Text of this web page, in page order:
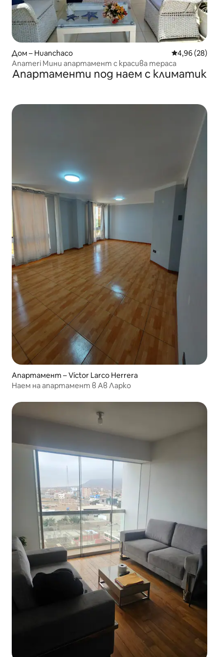
Дом – Huanchaco Средна
4,96 (28)
Anameri Мини апартамент с красива тераса
Апартаменти под наем с климатик
Апартамент – Víctor Larco Herrera
Наем на апартамент в Ав Ларко